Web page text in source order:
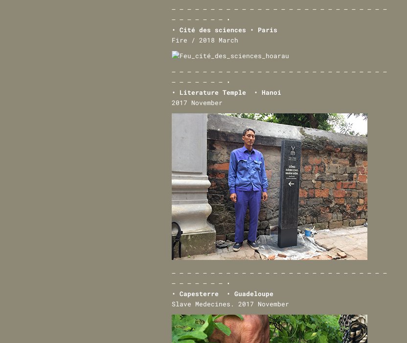
— — — — — — — — — — — — — — — — — — — — — — — — — — — —
— — — — — — — •
• Cité des sciences • Paris
Fire / 2018 March
— — — — — — — — — — — — — — — — — — — — — — — — — — — —
— — — — — — — •
• Literature Temple • Hanoi
2017 November
— — — — — — — — — — — — — — — — — — — — — — — — — — — —
— — — — — — — •
• Capesterre • Guadeloupe
Slave Medecines. 2017 November